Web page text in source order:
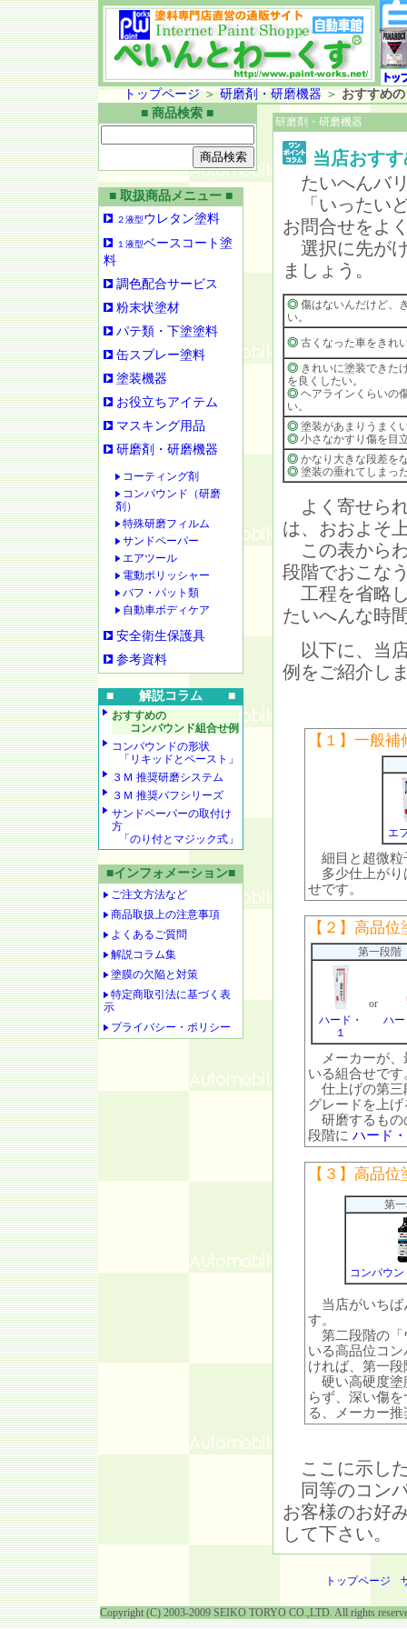
トップページ ＞ 研磨剤・研磨機器 ＞ おすすめ
■ 商品検索 ■
■ 取扱商品メニュー ■
２液型ウレタン塗料
１液型ベースコート塗
料
調色配合サービス
粉末状塗材
パテ類・下塗塗料
缶スプレー塗料
塗装機器
お役立ちアイテム
マスキング用品
研磨剤・研磨機器
コーティング剤
コンパウンド（研磨
剤）
特殊研磨フィルム
サンドペーパー
エアツール
電動ポリッシャー
バフ・パット類
自動車ボディケア
安全衛生保護具
参考資料
■ 解説コラム ■
おすすめの
コンパウンド組合せ例
コンパウンドの形状
「リキッドとペースト」
３Ｍ 推奨研磨システム
３Ｍ 推奨バフシリーズ
サンドペーパーの取付け
方
「のり付とマジック式」
■インフォメーション■
ご注文方法など
商品取扱上の注意事項
よくあるご質問
解説コラム集
塗膜の欠陥と対策
特定商取引法に基づく表
示
プライバシー・ポリシー
研磨剤・研磨機器
当店おすす
たいへんバ
「いったい
お問合せをよ
選択に先が
ましょう。
◎傷はないんだけど、
い。
◎古くなった車をきれ
◎きれいに塗装できた
を良くしたい。
◎ヘアラインくらいの
い。
◎塗装があまりうまく
◎小さなかすり傷を目
◎かなり大きな段差を
◎塗装の垂れてしまっ
よく寄せら
は、おおよそ
この表から
段階でおこな
工程を省略
たいへんな時
以下に、当
例をご紹介し
【１】一般
エ
細目と超微粒
多少仕上がり
せです。
【２】高品
第一段階
or
ハード・
１
ハ
メーカーが、
いる組合せです
仕上げの第三
グレードを上
研磨するもの
段階に ハード
【３】高品
第
コンパウ
当店がいちば
す。
第二段階の「
いる高品位コ
ければ、第一
硬い高硬度塗
らず、深い傷
る、メーカー
ここに示し
同等のコン
お客様のお好
して下さい。
トップページ
Copyright (C) 2003-2009 SEIKO TORYO CO.,LTD. All rights